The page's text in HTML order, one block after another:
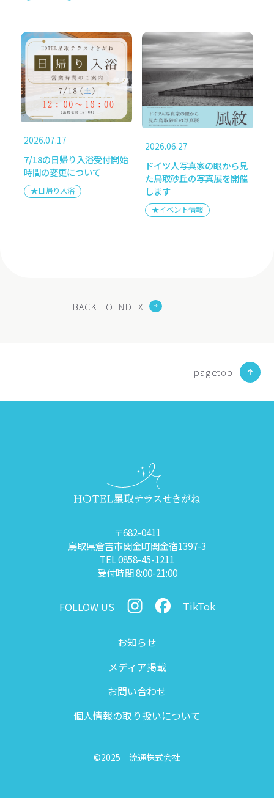
TEL 0858-45-1211
受付時間 8:00-21:00
2026.07.17
7/18の日帰り入浴受付開始
時間の変更について
★日帰り入浴
2026.06.27
ドイツ人写真家の眼から見
た鳥取砂丘の写真展を開催
します
★イベント情報
BACK TO INDEX
pagetop
〒682-0411
鳥取県倉吉市関金町関金宿1397-3
TEL 0858-45-1211
受付時間 8:00-21:00
FOLLOW US TikTok
お知らせ
メディア掲載
お問い合わせ
個人情報の取り扱いについて
©2025 流通株式会社